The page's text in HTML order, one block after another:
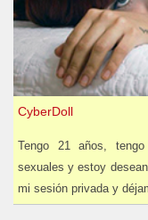
CyberDoll
Tengo 21 años,
sexuales y estoy
mi sesión privada y